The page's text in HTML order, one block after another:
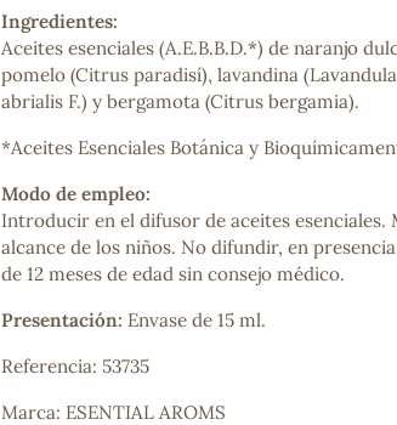
¿No encuentras tu producto?
contáctanosy lo encontraremos
Ingredientes:
Aceites esenciales (A.E.B.B.D.*) de naranjo
pomelo (Citrus paradisí), lavandina
abrialis F.) y bergamota (Citrus bergamia).
*Aceites Esenciales Botánica y
Modo de empleo:
Introducir en el difusor de aceites esenciales.
alcance de los niños. No difundir, en
de 12 meses de edad sin consejo médico.
Presentación: Envase de 15 ml.
Referencia: 53735
Marca: ESENTIAL AROMS